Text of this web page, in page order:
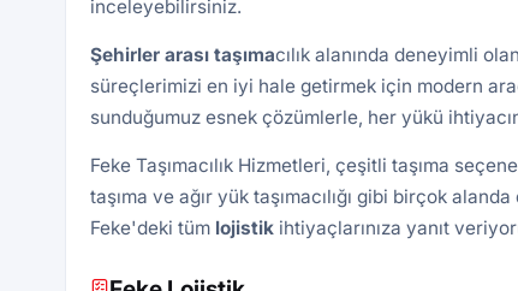
inceleyebilirsiniz.
Şehirler arası taşımacılık alanında deneyimli
süreçlerimizi en iyi hale getirmek için modern
sunduğumuz esnek çözümlerle, her yükü
Feke Taşımacılık Hizmetleri, çeşitli taşıma
taşıma ve ağır yük taşımacılığı gibi birçok
Feke'deki tüm lojistikihtiyaçlarınıza yanıt